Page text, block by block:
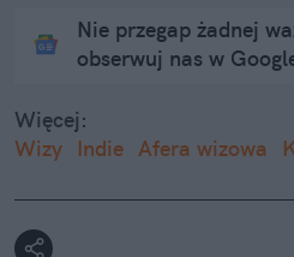
Nie przegap żadnej
obserwuj nas w
Więcej:
Wizy
Indie Afera wizowa